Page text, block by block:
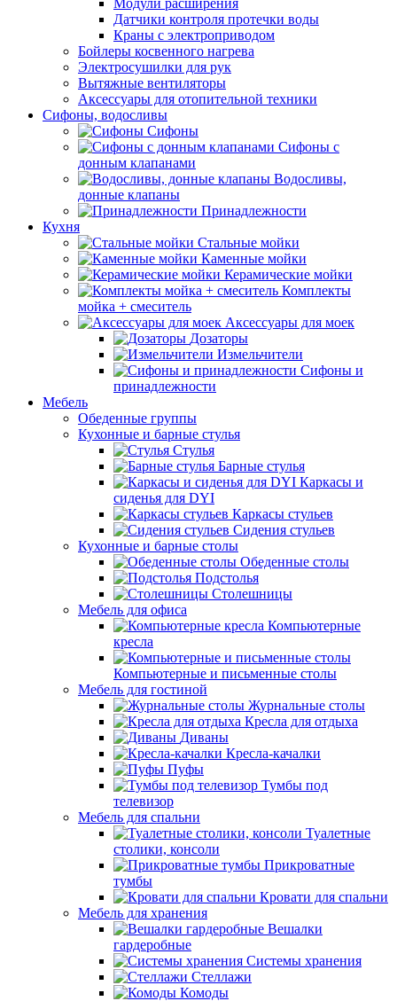
Модули расширения
Датчики контроля протечки воды
Краны с электроприводом
Бойлеры косвенного нагрева
Электросушилки для рук
Вытяжные вентиляторы
Аксессуары для отопительной техники
Сифоны, водосливы
Сифоны
Сифоны с
донным клапанами
Водосливы,
донные клапаны
Принадлежности
Кухня
Стальные мойки
Каменные мойки
Керамические мойки
Комплекты
мойка + смеситель
Аксессуары для моек
Дозаторы
Измельчители
Сифоны и
принадлежности
Мебель
Обеденные группы
Кухонные и барные стулья
Стулья
Барные стулья
Каркасы и
сиденья для DYI
Каркасы стульев
Сидения стульев
Кухонные и барные столы
Обеденные столы
Подстолья
Столешницы
Мебель для офиса
Компьютерные
кресла
Компьютерные и письменные столы
Мебель для гостиной
Журнальные столы
Кресла для отдыха
Диваны
Кресла-качалки
Пуфы
Тумбы под
телевизор
Мебель для спальни
Туалетные
столики, консоли
Прикроватные
тумбы
Кровати для спальни
Мебель для хранения
Вешалки
гардеробные
Системы хранения
Стеллажи
Комоды